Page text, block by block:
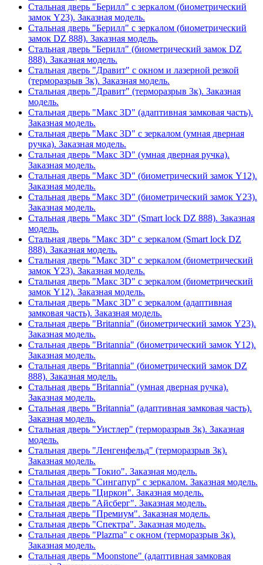
Стальная дверь "Берилл" с зеркалом (биометрический
замок Y23). Заказная модель.
Стальная дверь "Берилл" с зеркалом (биометрический
замок DZ 888). Заказная модель.
Стальная дверь "Берилл" (биометрический замок DZ
888). Заказная модель.
Стальная дверь "Дравит" с окном и лазерной резкой
(терморазрыв 3к). Заказная модель.
Стальная дверь "Дравит" (терморазрыв 3к). Заказная
модель.
Стальная дверь "Макс 3D" (адаптивная замковая часть).
Заказная модель.
Стальная дверь "Макс 3D" с зеркалом (умная дверная
ручка). Заказная модель.
Стальная дверь "Макс 3D" (умная дверная ручка).
Заказная модель.
Стальная дверь "Макс 3D" (биометрический замок Y12).
Заказная модель.
Стальная дверь "Макс 3D" (биометрический замок Y23).
Заказная модель.
Стальная дверь "Макс 3D" (Smart lock DZ 888). Заказная
модель.
Стальная дверь "Макс 3D" с зеркалом (Smart lock DZ
888). Заказная модель.
Стальная дверь "Макс 3D" с зеркалом (биометрический
замок Y23). Заказная модель.
Стальная дверь "Макс 3D" с зеркалом (биометрический
замок Y12). Заказная модель.
Стальная дверь "Макс 3D" с зеркалом (адаптивная
замковая часть). Заказная модель.
Стальная дверь "Britannia" (биометрический замок Y23).
Заказная модель.
Стальная дверь "Britannia" (биометрический замок Y12).
Заказная модель.
Стальная дверь "Britannia" (биометрический замок DZ
888). Заказная модель.
Стальная дверь "Britannia" (умная дверная ручка).
Заказная модель.
Стальная дверь "Britannia" (адаптивная замковая часть).
Заказная модель.
Стальная дверь "Уистлер" (терморазрыв 3к). Заказная
модель.
Стальная дверь "Ленгенфельд" (терморазрыв 3к).
Заказная модель.
Стальная дверь "Токио". Заказная модель.
Стальная дверь "Сингапур" с зеркалом. Заказная модель.
Стальная дверь "Циркон". Заказная модель.
Стальная дверь "Айсберг". Заказная модель.
Стальная дверь "Премиум". Заказная модель.
Стальная дверь "Спектра". Заказная модель.
Стальная дверь "Plazma" с окном (терморазрыв 3к).
Заказная модель.
Стальная дверь "Moonstone" (адаптивная замковая